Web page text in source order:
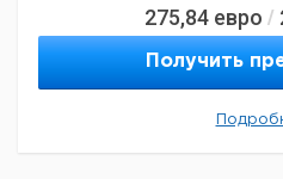
275,84 евро /
Получить